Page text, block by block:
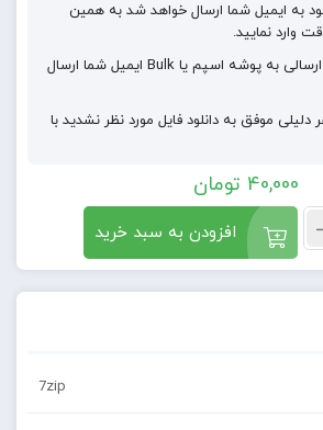
به ایمیل شما ارسال خواهد شد به همین
وارد نمایید.
ممکن است ایمیل ارسالی به پوشه اسپم یا Bulk ایمیل شما ارسال
موفق به دانلود فایل مورد نظر نشدید با
40,000 تومان
افزودن به سبد خرید
7zip